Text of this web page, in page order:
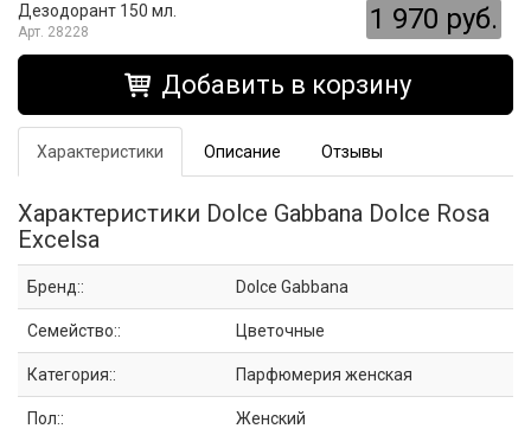
Дезодорант 150 мл.
28228 1 970 руб.
Добавить в корзину
Характеристики Описание Отзывы
Характеристики Dolce Gabbana Dolce Rosa
Excelsa
Бренд:: Dolce Gabbana
Семейство:: Цветочные
Категория:: Парфюмерия женская
Пол:: Женский